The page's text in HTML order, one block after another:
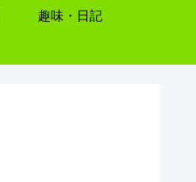
趣味・日記